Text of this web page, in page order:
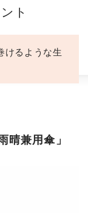
ト
けるような生
晴兼用傘」